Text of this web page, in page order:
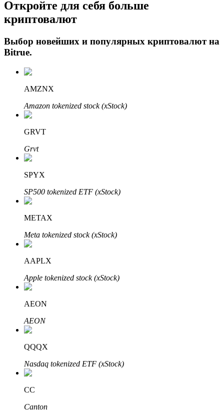
Получите долгосрочную прибыль и гибкие проценты
Изучите стейкинг
Узнайте о пассивном доходе
Откройте для себя больше
криптовалют
Выбор новейших и популярных криптовалют на
Bitrue.
AMZNX
Amazon tokenized stock (xStock)
GRVT
Grvt
SPYX
SP500 tokenized ETF (xStock)
METAX
Meta tokenized stock (xStock)
AAPLX
Apple tokenized stock (xStock)
AEON
AEON
QQQX
Nasdaq tokenized ETF (xStock)
CC
Canton